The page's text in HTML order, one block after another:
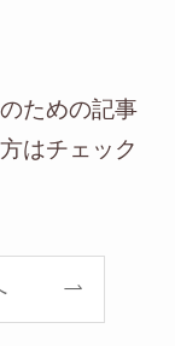
ための記事
はチェック